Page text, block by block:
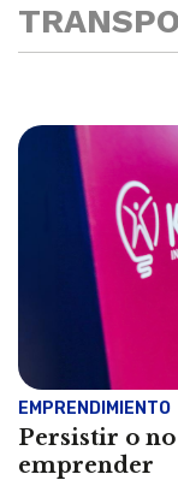
EMPRENDIMIENTO
Persistir o
emprender